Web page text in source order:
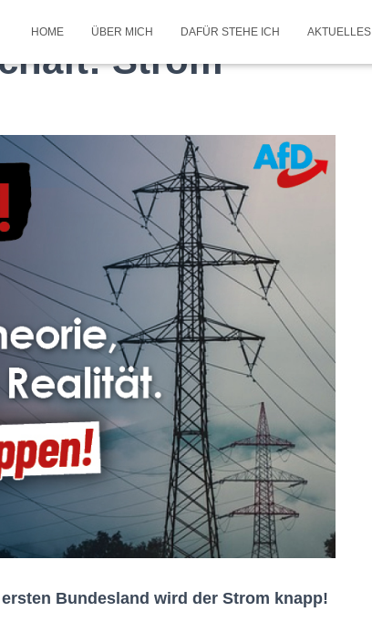
HOME ÜBER MICH DAFÜR STEHE ICH AKTUELLES
Strom
Bundesland wird der Strom knapp!